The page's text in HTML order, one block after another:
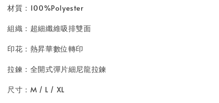
材質：100%Polyester
組織：超細纖維吸排雙面
印花：熱昇華數位轉印
拉鍊：全開式彈片細尼龍拉鍊
尺寸：M / L / XL